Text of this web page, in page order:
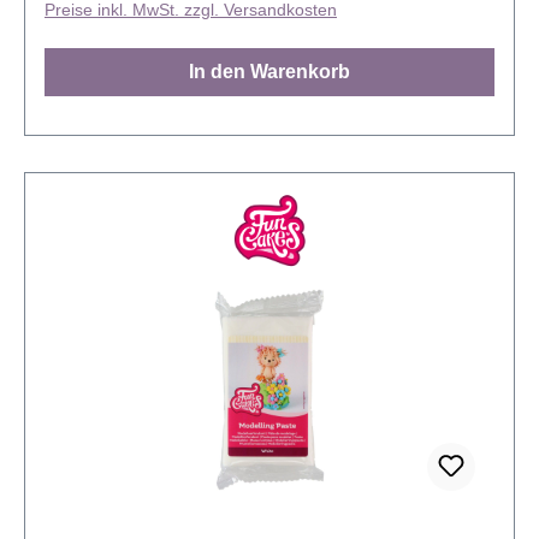
Der Vorteil liegt darin, dass die Kakaobutter dabei
hilft Macken oder kleine Fehler wieder
auszubessern. Sie verspricht eine herausragende
Paste auch zur Abdeckung von Kuchen verwendet
widerstandsfähig, trocknet schnell aus, ohne
auszuhärten und kann leicht mit herkömmlichen
Lebensmittelfarben eingefärbt werden. Mit ihrem
Geschmack von Vanille und karamellisiertem
Zucker, enthält sie kein Gluten, keine gehärteten
Fette oder Rückstände von Trockenfrüchten. Sie ist
nicht nur glutenfrei, sondern auch frei von gehärteten
von Saracino mit dem Preis für das beste Produkt
auf den Cake Master Awards in England
Preise inkl. MwSt. zzgl. Versandkosten
In den Warenkorb